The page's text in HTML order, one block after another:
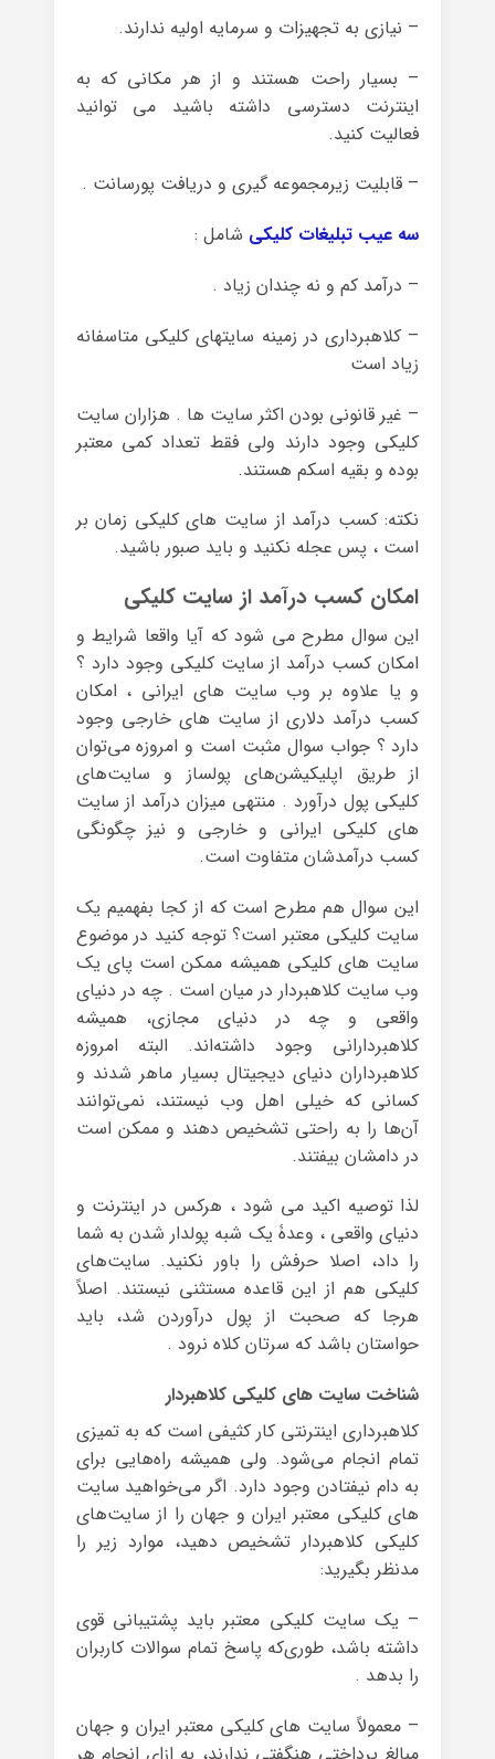
– نیازی به تجهیزات و سرمایه اولیه ندارند.
– بسیار راحت هستند و از هر مکانی که به
اینترنت دسترسی داشته باشید می توانید
فعالیت کنید.
– قابلیت زیرمجموعه گیری و دریافت پورسانت .
سه عیب تبلیغات کلیکی شامل :
– درآمد کم و نه چندان زیاد .
– کلاهبرداری در زمینه سایتهای کلیکی متاسفانه
زیاد است
– غیر قانونی بودن اکثر سایت ها . هزاران سایت
کلیکی وجود دارند ولی فقط تعداد کمی معتبر
بوده و بقیه اسکم هستند.
نکته: کسب درآمد از سایت های کلیکی زمان بر
است ، پس عجله نکنید و باید صبور باشید.
امکان کسب درآمد از سایت کلیکی
این سوال مطرح می شود که آیا واقعا شرایط و
امکان کسب درآمد از سایت کلیکی وجود دارد ؟
و یا علاوه بر وب سایت های ایرانی ، امکان
کسب درآمد دلاری از سایت های خارجی وجود
دارد ؟ جواب سوال مثبت است و امروزه می‌توان
از طریق اپلیکیشن‌های پولساز و سایت‌های
کلیکی پول درآورد . منتهی میزان درآمد از سایت
های کلیکی ایرانی و خارجی و نیز چگونگی
کسب درآمدشان متفاوت است.
این سوال هم مطرح است که از کجا بفهمیم یک
سایت کلیکی معتبر است؟ توجه کنید در موضوع
سایت های کلیکی همیشه ممکن است پای یک
وب سایت کلاهبردار در میان است . چه در دنیای
واقعی و چه در دنیای مجازی، همیشه
کلاهبردارانی وجود داشته‌اند. البته امروزه
کلاهبرداران دنیای دیجیتال بسیار ماهر شدند و
کسانی که خیلی اهل وب نیستند، نمی‌توانند
آن‌ها را به راحتی تشخیص دهند و ممکن است
در دامشان بیفتند.
لذا توصیه اکید می شود ، هرکس در اینترنت و
دنیای واقعی ، وعدۀ یک شبه پولدار شدن به شما
را داد، اصلا حرفش را باور نکنید. سایت‌های
کلیکی هم از این قاعده مستثنی نیستند. اصلاً
هرجا که صحبت از پول درآوردن شد، باید
حواستان باشد که سرتان کلاه نرود .
شناخت سایت های کلیکی کلاهبردار
کلاهبرداری اینترنتی کار کثیفی است که به تمیزی
تمام انجام می‌شود. ولی همیشه راه‌هایی برای
به دام نیفتادن وجود دارد. اگر می‌خواهید سایت
های کلیکی معتبر ایران و جهان را از سایت‌های
کلیکی کلاهبردار تشخیص دهید، موارد زیر را
مدنظر بگیرید:
– یک سایت کلیکی معتبر باید پشتیبانی قوی‌
داشته باشد، ‌طوری‌که پاسخ تمام سوالات کاربران
را بدهد .
– معمولاً سایت های کلیکی معتبر ایران و جهان